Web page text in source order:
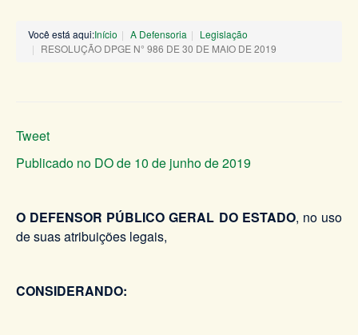
Você está aqui:Início A Defensoria
Legislação
RESOLUÇÃO DPGE N° 986 DE 30 DE MAIO DE 2019
Tweet
Publicado no DO de 10 de junho de 2019
O DEFENSOR PÚBLICO GERAL DO ESTADO, no uso
de suas atribuições legais,
CONSIDERANDO: